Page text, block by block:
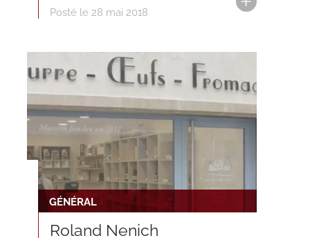
Posté le 28 mai 2018
GÉNÉRAL
Roland Nenich